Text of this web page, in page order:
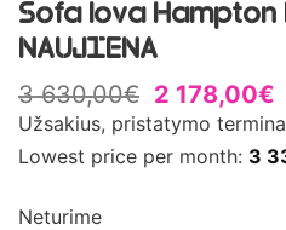
Sofa lova Hampton
NAUJIENA
3 630,00€ 2 178,00€
Užsakius, pristatymo
Lowest price per month: 3
Neturime